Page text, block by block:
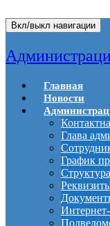
Вкл/выкл навигации
Главная
Новости
Глава
График